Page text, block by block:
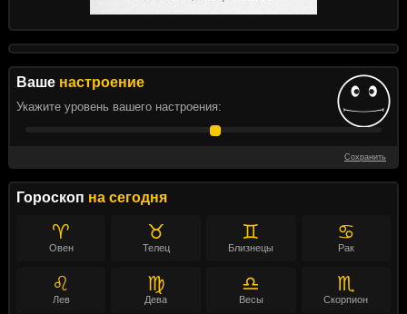
Ваше настроение
Укажите уровень вашего настроения:
Сохранить
Гороскоп на сегодня
♈
Овен
♉
Телец
♊
Близнецы
♋
Рак
♌
Лев
♍
Дева
♎
Весы
♏
Скорпион